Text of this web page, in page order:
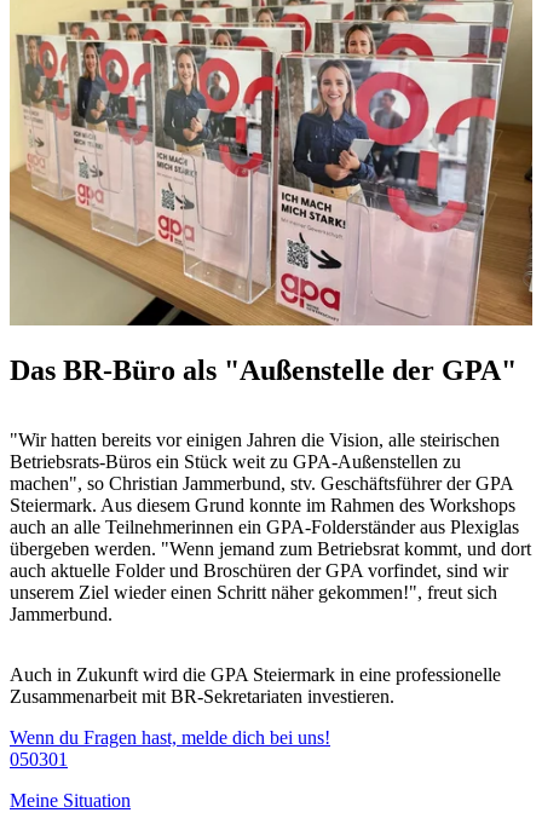
Das BR-Büro als "Außenstelle der GPA"
"Wir hatten bereits vor einigen Jahren die Vision, alle steirischen
Betriebsrats-Büros ein Stück weit zu GPA-Außenstellen zu
machen", so Christian Jammerbund, stv. Geschäftsführer der GPA
Steiermark. Aus diesem Grund konnte im Rahmen des Workshops
auch an alle Teilnehmerinnen ein GPA-Folderständer aus Plexiglas
übergeben werden. "Wenn jemand zum Betriebsrat kommt, und dort
auch aktuelle Folder und Broschüren der GPA vorfindet, sind wir
unserem Ziel wieder einen Schritt näher gekommen!", freut sich
Jammerbund.
Auch in Zukunft wird die GPA Steiermark in eine professionelle
Zusammenarbeit mit BR-Sekretariaten investieren.
Wenn du Fragen hast, melde dich bei uns!
050301
Meine Situation